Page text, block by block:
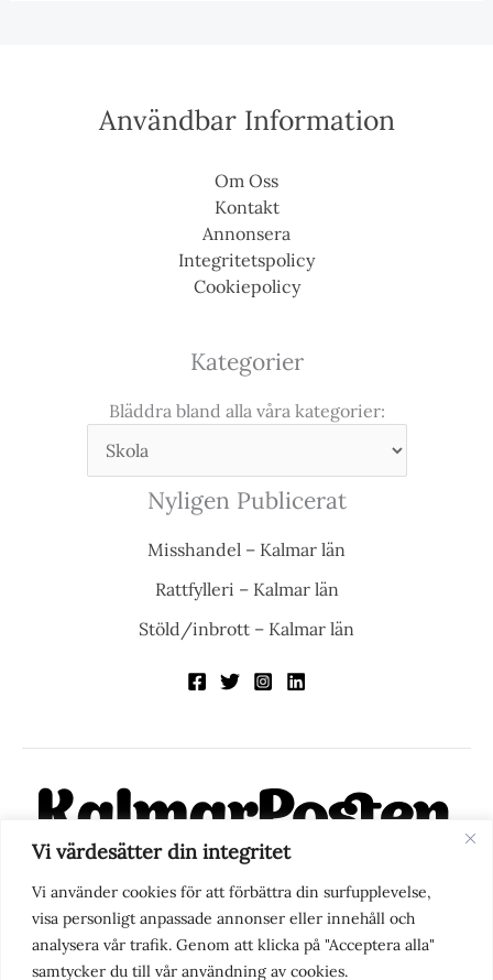
Vi värdesätter din integritet
Vi använder cookies för att förbättra din surfupplevelse,
visa personligt anpassade annonser eller innehåll och
analysera vår trafik. Genom att klicka på "Acceptera alla"
samtycker du till vår användning av cookies.
Användbar Information
Om Oss
Kontakt
Annonsera
Integritetspolicy
Cookiepolicy
Kategorier
Bläddra bland alla våra kategorier:
Nyligen Publicerat
Misshandel – Kalmar län
Rattfylleri – Kalmar län
Stöld/inbrott – Kalmar län
KalmarPosten är en modern lokalnyhetstidning på nätet. Med
fokus på Kalmarregionen, men också med blick för det större
perspektivet, vill vi vara din självklara kanal för nyheter,
berättelser och engagemang. KalmarPosten grundades 1988 och